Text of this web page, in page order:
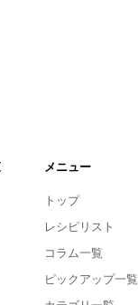
メニュー
トップ
レシピリスト
コラム一覧
ピックアップ一覧